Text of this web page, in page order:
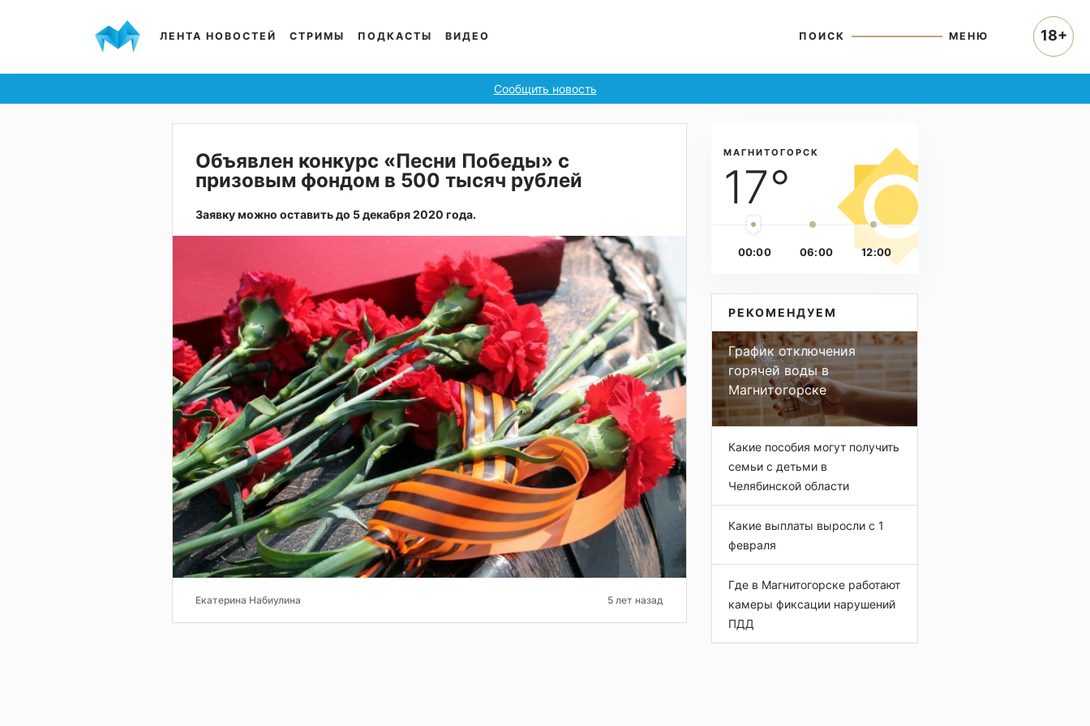
ЛЕНТА НОВОСТЕЙ СТРИМЫ ПОДКАСТЫ ВИДЕО ПОИСК МЕНЮ
Сообщить новость
Объявлен конкурс «Песни Победы» с
призовым фондом в 500 тысяч рублей
Заявку можно оставить до 5 декабря 2020 года.
Екатерина Набиулина 5 лет назад
МАГНИТОГОРСК
17°
00:00 06:00 12:00
РЕКОМЕНДУЕМ
График отключения
горячей воды в
Магнитогорске
Какие пособия могут получить
семьи с детьми в
Челябинской области
Какие выплаты выросли с 1
февраля
Где в Магнитогорске работают
камеры фиксации нарушений
ПДД
18+